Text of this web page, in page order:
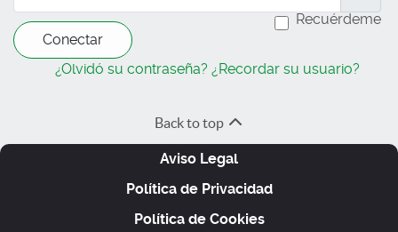
Recuérdeme
Conectar
¿Olvidó su contraseña? ¿Recordar su usuario?
Back to top
Aviso Legal
Política de Privacidad
Política de Cookies